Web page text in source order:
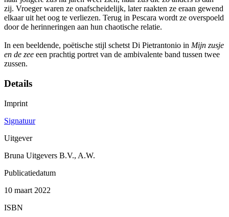
zij. Vroeger waren ze onafscheidelijk, later raakten ze eraan gewend
elkaar uit het oog te verliezen. Terug in Pescara wordt ze overspoeld
door de herinneringen aan hun chaotische relatie.
In een beeldende, poëtische stijl schetst Di Pietrantonio in Mijn zusje
en de zee een prachtig portret van de ambivalente band tussen twee
zussen.
Details
Imprint
Signatuur
Uitgever
Bruna Uitgevers B.V., A.W.
Publicatiedatum
10 maart 2022
ISBN